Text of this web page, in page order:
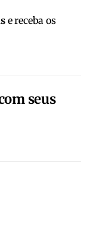
e receba os
seus